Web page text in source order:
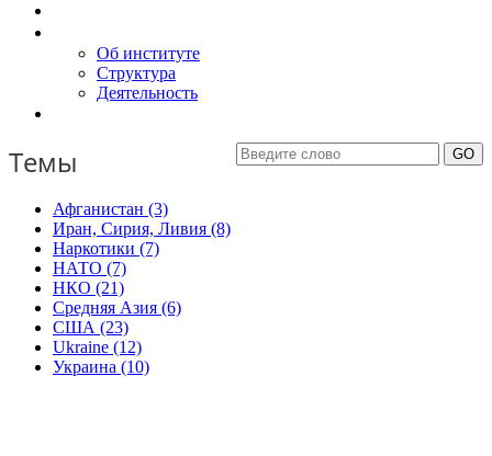
Об институте
Структура
Деятельность
Темы
Афганистан (3)
Иран, Сирия, Ливия (8)
Наркотики (7)
НАТО (7)
НКО (21)
Средняя Азия (6)
США (23)
Ukraine (12)
Украина (10)